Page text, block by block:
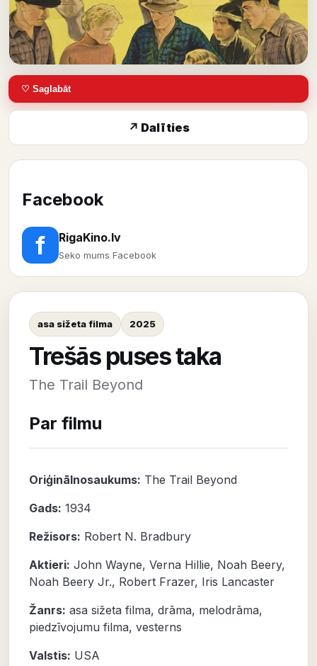
♡ Saglabāt
↗ Dalīties
Facebook
f RigaKino.lv
Seko mums Facebook
asa sižeta filma 2025
Trešās puses taka
The Trail Beyond
Par filmu
Oriģinālnosaukums: The Trail Beyond
Gads: 1934
Režisors: Robert N. Bradbury
Aktieri: John Wayne, Verna Hillie, Noah Beery,
Noah Beery Jr., Robert Frazer, Iris Lancaster
Žanrs: asa sižeta filma, drāma, melodrāma,
piedzīvojumu filma, vesterns
Valstis: USA